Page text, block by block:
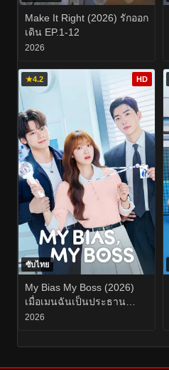
Make It Right (2026) รักออก
เดิน EP.1-12
2026
★4.2 HD
ซับไทย
My Bias My Boss (2026)
เมื่อเมนฉันเป็นประธาน
บริษัท EP.1-12
2026